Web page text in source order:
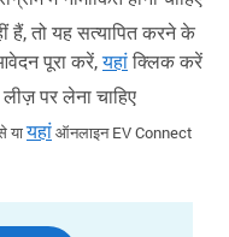
हैं, तो यह सत्यापित करने के
पूरा करें,यहांक्लिक करें
पर लेना चाहिए
यायहांऑनलाइन EV Connect